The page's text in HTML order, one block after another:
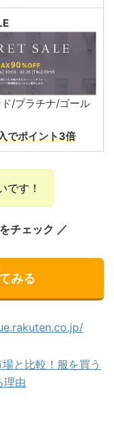
ド/プラチナ/ゴール
でポイント3倍
です！
チェック ／
みる
と比較！服を買う
理由